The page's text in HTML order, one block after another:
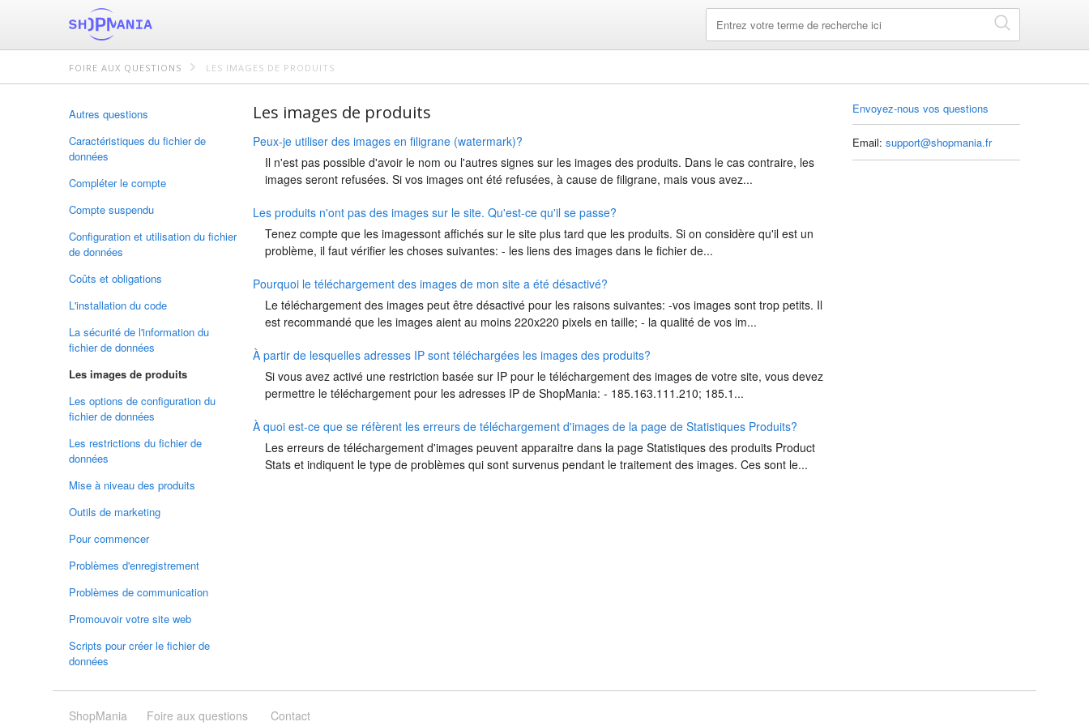
FOIRE AUX QUESTIONS LES IMAGES DE PRODUITS
Autres questions
Caractéristiques du fichier de
données
Compléter le compte
Compte suspendu
Configuration et utilisation du fichier
de données
Coûts et obligations
L'installation du code
La sécurité de l'information du
fichier de données
Les images de produits
Les options de configuration du
fichier de données
Les restrictions du fichier de
données
Mise à niveau des produits
Outils de marketing
Pour commencer
Problèmes d'enregistrement
Problèmes de communication
Promouvoir votre site web
Scripts pour créer le fichier de
données
Les images de produits
Peux-je utiliser des images en filigrane (watermark)?
Il n'est pas possible d'avoir le nom ou l'autres signes sur les images des produits. Dans le cas contraire, les
images seront refusées. Si vos images ont été refusées, à cause de filigrane, mais vous avez...
Les produits n'ont pas des images sur le site. Qu'est-ce qu'il se passe?
Tenez compte que les imagessont affichés sur le site plus tard que les produits. Si on considère qu'il est un
problème, il faut vérifier les choses suivantes: - les liens des images dans le fichier de...
Pourquoi le téléchargement des images de mon site a été désactivé?
Le téléchargement des images peut être désactivé pour les raisons suivantes: -vos images sont trop petits. Il
est recommandé que les images aient au moins 220x220 pixels en taille; - la qualité de vos im...
À partir de lesquelles adresses IP sont téléchargées les images des produits?
Si vous avez activé une restriction basée sur IP pour le téléchargement des images de votre site, vous devez
permettre le téléchargement pour les adresses IP de ShopMania: - 185.163.111.210; 185.1...
À quoi est-ce que se réfèrent les erreurs de téléchargement d'images de la page de Statistiques Produits?
Les erreurs de téléchargement d'images peuvent apparaitre dans la page Statistiques des produits Product
Stats et indiquent le type de problèmes qui sont survenus pendant le traitement des images. Ces sont le...
Envoyez-nous vos questions
Email: support@shopmania.fr
ShopMania Foire aux questions Contact